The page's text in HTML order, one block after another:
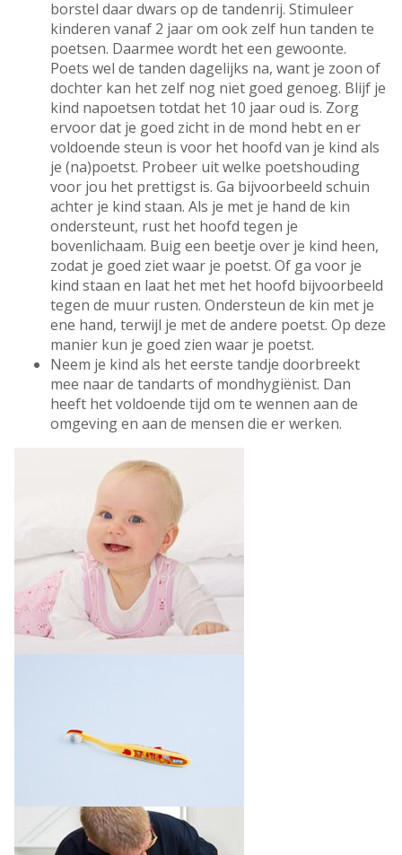
borstel daar dwars op de tandenrij. Stimuleer
kinderen vanaf 2 jaar om ook zelf hun tanden te
poetsen. Daarmee wordt het een gewoonte.
Poets wel de tanden dagelijks na, want je zoon of
dochter kan het zelf nog niet goed genoeg. Blijf je
kind napoetsen totdat het 10 jaar oud is. Zorg
ervoor dat je goed zicht in de mond hebt en er
voldoende steun is voor het hoofd van je kind als
je (na)poetst. Probeer uit welke poetshouding
voor jou het prettigst is. Ga bijvoorbeeld schuin
achter je kind staan. Als je met je hand de kin
ondersteunt, rust het hoofd tegen je
bovenlichaam. Buig een beetje over je kind heen,
zodat je goed ziet waar je poetst. Of ga voor je
kind staan en laat het met het hoofd bijvoorbeeld
tegen de muur rusten. Ondersteun de kin met je
ene hand, terwijl je met de andere poetst. Op deze
manier kun je goed zien waar je poetst.
Neem je kind als het eerste tandje doorbreekt
mee naar de tandarts of mondhygiënist. Dan
heeft het voldoende tijd om te wennen aan de
omgeving en aan de mensen die er werken.